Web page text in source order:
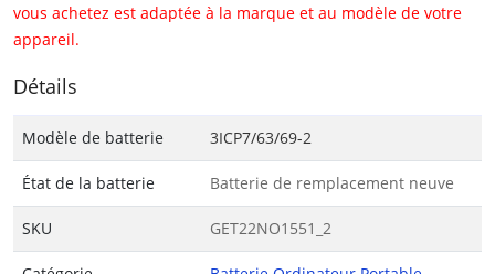
vous achetez est adaptée à la marque et au modèle de votre
appareil.
Détails
Modèle de batterie 3ICP7/63/69-2
État de la batterie Batterie de remplacement neuve
SKU GET22NO1551_2